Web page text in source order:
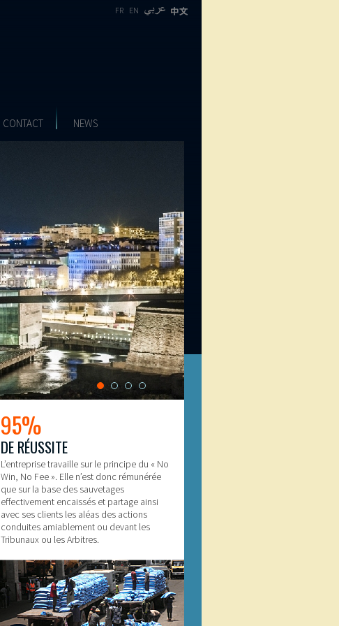
FR EN
CONTACT NEWS
95%
DE RÉUSSITE
L’entreprise travaille sur le principe du « No
Win, No Fee ». Elle n’est donc rémunérée
que sur la base des sauvetages
effectivement encaissés et partage ainsi
avec ses clients les aléas des actions
conduites amiablement ou devant les
Tribunaux ou les Arbitres.